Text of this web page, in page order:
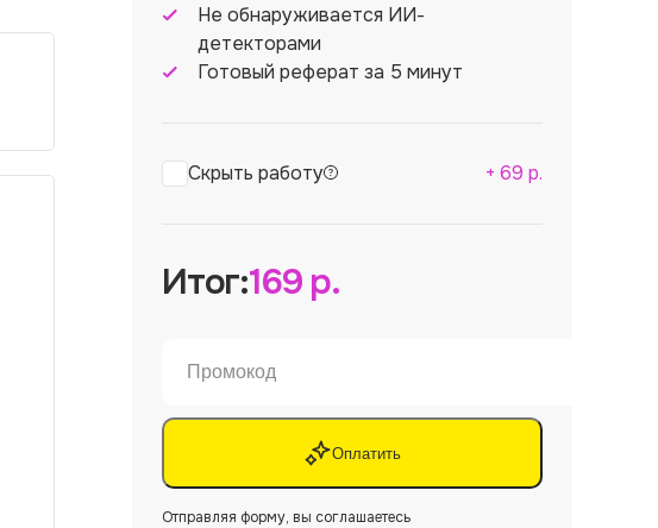
Не обнаруживается ИИ-
детекторами
Готовый реферат за 5 минут
Скрыть работу + 69 р.
Итог:169р.
Оплатить
Отправляя форму, вы соглашаетесь